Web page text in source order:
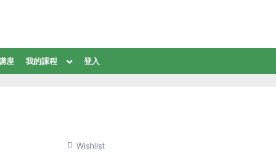
座 我的課程 登入
Wishlist